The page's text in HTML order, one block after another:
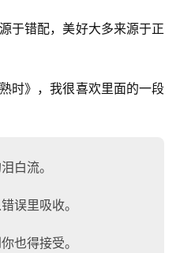
于错配，美好大多来源于正
时》，我很喜欢里面的一段
白流。
误里吸收。
也得接受。